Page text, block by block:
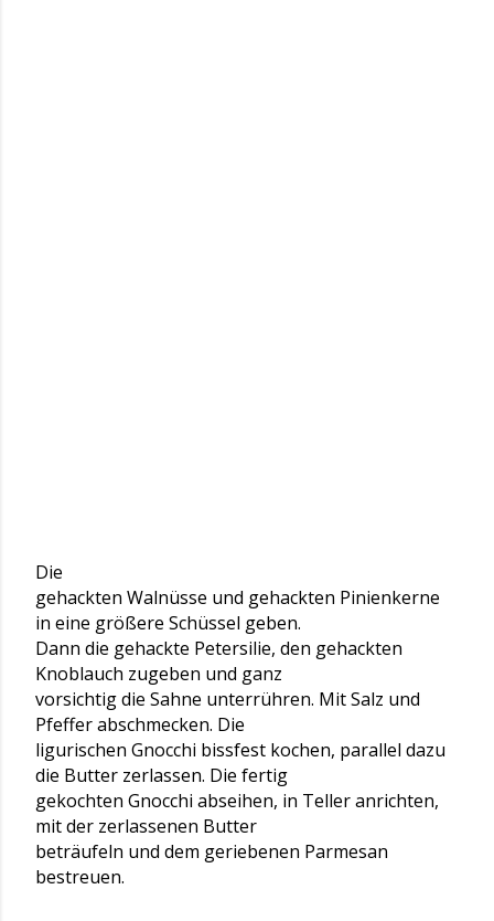
Die
gehackten Walnüsse und gehackten Pinienkerne
in eine größere Schüssel geben.
Dann die gehackte Petersilie, den gehackten
Knoblauch zugeben und ganz
vorsichtig die Sahne unterrühren. Mit Salz und
Pfeffer abschmecken. Die
ligurischen Gnocchi bissfest kochen, parallel dazu
die Butter zerlassen. Die fertig
gekochten Gnocchi abseihen, in Teller anrichten,
mit der zerlassenen Butter
beträufeln und dem geriebenen Parmesan
bestreuen.